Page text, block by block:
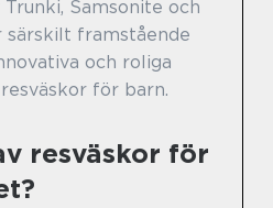
Samsonite och
särskilt framstående
och roliga
för barn.
resväskor för